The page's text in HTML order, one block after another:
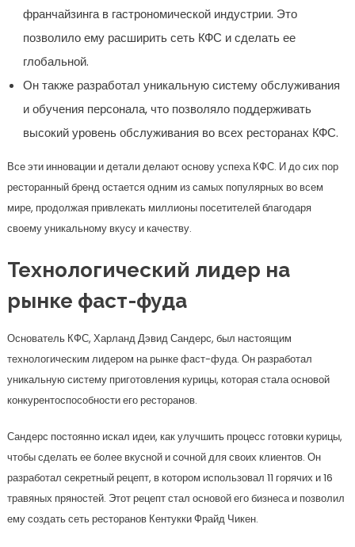
франчайзинга в гастрономической индустрии. Это
позволило ему расширить сеть КФС и сделать ее
глобальной.
Он также разработал уникальную систему обслуживания
и обучения персонала, что позволяло поддерживать
высокий уровень обслуживания во всех ресторанах КФС.
Все эти инновации и детали делают основу успеха КФС. И до сих пор
ресторанный бренд остается одним из самых популярных во всем
мире, продолжая привлекать миллионы посетителей благодаря
своему уникальному вкусу и качеству.
Технологический лидер на
рынке фаст-фуда
Основатель КФС, Харланд Дэвид Сандерс, был настоящим
технологическим лидером на рынке фаст-фуда. Он разработал
уникальную систему приготовления курицы, которая стала основой
конкурентоспособности его ресторанов.
Сандерс постоянно искал идеи, как улучшить процесс готовки курицы,
чтобы сделать ее более вкусной и сочной для своих клиентов. Он
разработал секретный рецепт, в котором использовал 11 горячих и 16
травяных пряностей. Этот рецепт стал основой его бизнеса и позволил
ему создать сеть ресторанов Кентукки Фрайд Чикен.